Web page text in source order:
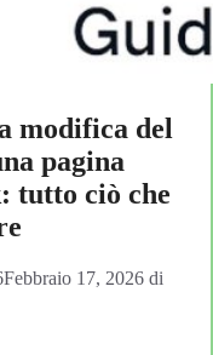
modifica del
pagina
tutto ciò che
Febbraio 17, 2026 di